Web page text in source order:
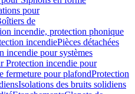
pour
de
incendie, protection phonique
incendiePièces détachées
incendie pour systèmes
Protection incendie pour
fermeture pour plafondProtection
Isolations des bruits solidiens